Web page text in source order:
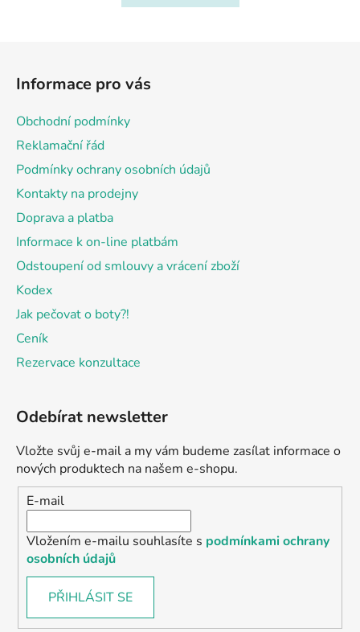
Informace pro vás
Obchodní podmínky
Reklamační řád
Podmínky ochrany osobních údajů
Kontakty na prodejny
Doprava a platba
Informace k on-line platbám
Odstoupení od smlouvy a vrácení zboží
Kodex
Jak pečovat o boty?!
Ceník
Rezervace konzultace
Odebírat newsletter
Vložte svůj e-mail a my vám budeme zasílat informace o
nových produktech na našem e-shopu.
E-mail
Vložením e-mailu souhlasíte s podmínkami ochrany
osobních údajů
PŘIHLÁSIT SE